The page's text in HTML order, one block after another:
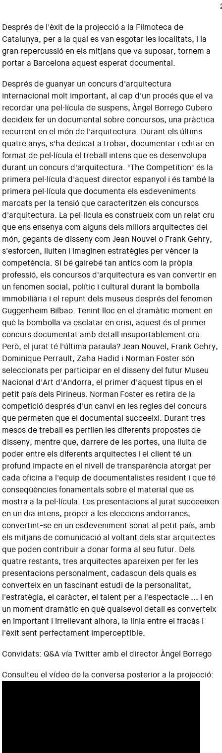
Després de l'èxit de la projecció a la Filmoteca de
Catalunya, per a la qual es van esgotar les localitats, i la
gran repercussió en els mitjans que va suposar, tornem a
portar a Barcelona aquest esperat documental.
Després de guanyar un concurs d'arquitectura
internacional molt important, al cap d'un procés que el va
recordar una pel·lícula de suspens, Àngel Borrego Cubero
decideix fer un documental sobre concursos, una pràctica
recurrent en el món de l'arquitectura. Durant els últims
quatre anys, s'ha dedicat a trobar, documentar i editar en
format de pel·lícula el treball intens que es desenvolupa
durant un concurs d'arquitectura. "The Competition" és la
primera pel·lícula d'aquest director espanyol i és també la
primera pel·lícula que documenta els esdeveniments
marcats per la tensió que caracteritzen els concursos
d'arquitectura. La pel·lícula es construeix com un relat cru
que ens ensenya com alguns dels millors arquitectes del
món, gegants de disseny com Jean Nouvel o Frank Gehry,
s'esforcen, lluiten i imaginen estratègies per vèncer la
competència. Si bé gairebé tan antics com la pròpia
professió, els concursos d'arquitectura es van convertir en
un fenomen social, polític i cultural durant la bombolla
immobiliària i el repunt dels museus després del fenomen
Guggenheim Bilbao. Tenint lloc en el dramàtic moment en
què la bombolla va esclatar en crisi, aquest és el primer
concurs documentat amb detall insuportablement cru.
Però, el jurat té l'última paraula? Jean Nouvel, Frank Gehry,
Dominique Perrault, Zaha Hadid i Norman Foster són
seleccionats per participar en el disseny del futur Museu
Nacional d'Art d'Andorra, el primer d'aquest tipus en el
petit país dels Pirineus. Norman Foster es retira de la
competició després d'un canvi en les regles del concurs
que permeten que el documental succeeixi. Durant tres
mesos de treball es perfilen les diferents propostes de
disseny, mentre que, darrere de les portes, una lluita de
poder entre els diferents arquitectes i el client té un
profund impacte en el nivell de transparència atorgat per
cada oficina a l'equip de documentalistes resident i que té
conseqüències fonamentals sobre el material que es
mostra a la pel·lícula. Les presentacions al jurat succeeixen
en un dia intens, proper a les eleccions andorranes,
convertint-se en un esdeveniment sonat al petit país, amb
els mitjans de comunicació al voltant dels star arquitectes
que poden contribuir a donar forma al seu futur. Dels
quatre restants, tres arquitectes apareixen per fer les
presentacions personalment, cadascun dels quals es
converteix en un fascinant estudi de la personalitat,
l'estratègia, el caràcter, el talent per a l'espectacle ... i en
un moment dramàtic en què qualsevol detall es converteix
en important i irrellevant alhora, la línia entre el fracàs i
l'èxit sent perfectament imperceptible.
Convidats: Q&A vía Twitter amb el director Àngel Borrego
Consulteu el vídeo de la conversa posterior a la projecció: